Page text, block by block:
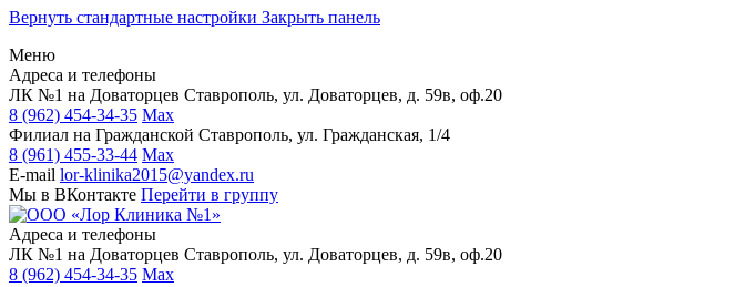
Вернуть стандартные настройки Закрыть панель
Меню
Адреса и телефоны
ЛК №1 на Доваторцев Ставрополь, ул. Доваторцев, д. 59в, оф.20
8 (962) 454-34-35 Max
Филиал на Гражданской Ставрополь, ул. Гражданская, 1/4
8 (961) 455-33-44 Max
E-mail lor-klinika2015@yandex.ru
Мы в ВКонтакте Перейти в группу
Адреса и телефоны
ЛК №1 на Доваторцев Ставрополь, ул. Доваторцев, д. 59в, оф.20
8 (962) 454-34-35 Max